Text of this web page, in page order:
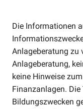
Die Informationen
Anlageberatung zu
Anlageberatung,
keine Hinweise
Finanzanlagen.
Bildungszwecken